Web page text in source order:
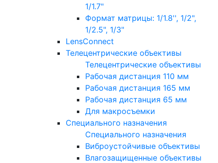
1/1.7"
Формат матрицы: 1/1.8'', 1/2",
1/2.5", 1/3"
LensConnect
Телецентрические объективы
Телецентрические объективы
Рабочая дистанция 110 мм
Рабочая дистанция 165 мм
Рабочая дистанция 65 мм
Для макросъемки
Специального назначения
Специального назначения
Виброустойчивые объективы
Влагозащищенные объективы